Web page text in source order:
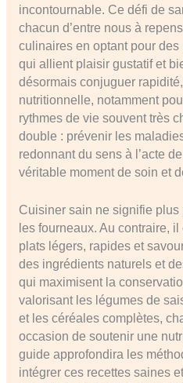
incontournable. Ce défi de
chacun d’entre nous à
culinaires en optant pour
qui allient plaisir gustatif et
désormais conjuguer
nutritionnelle, notamment
rythmes de vie souvent très
double : prévenir les
redonnant du sens à l’acte
véritable moment de soin et
Cuisiner sain ne signifie
les fourneaux. Au contraire,
plats légers, rapides et
des ingrédients naturels et
qui maximisent la
valorisant les légumes de
et les céréales complètes,
occasion de soutenir une
guide approfondira les
intégrer ces recettes saines